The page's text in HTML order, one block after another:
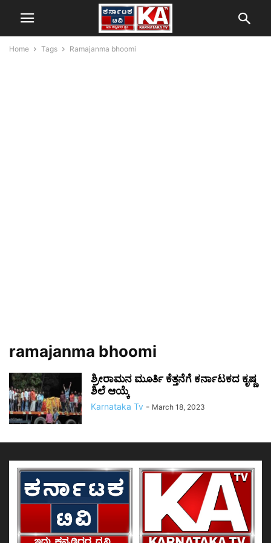
Home Tags Ramajanma bhoomi
ramajanma bhoomi
ಶ್ರೀರಾಮನ ಮೂರ್ತಿ ಕೆತ್ತನೆಗೆ ಕರ್ನಾಟಕದ ಕೃಷ್ಣ
ಶಿಲೆ ಆಯ್ಕೆ
Karnataka Tv - March 18, 2023